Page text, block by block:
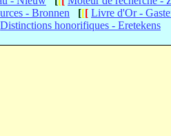
- Bronnen [[[ Livre d'Or -
Distinctions honorifiques - Eretekens